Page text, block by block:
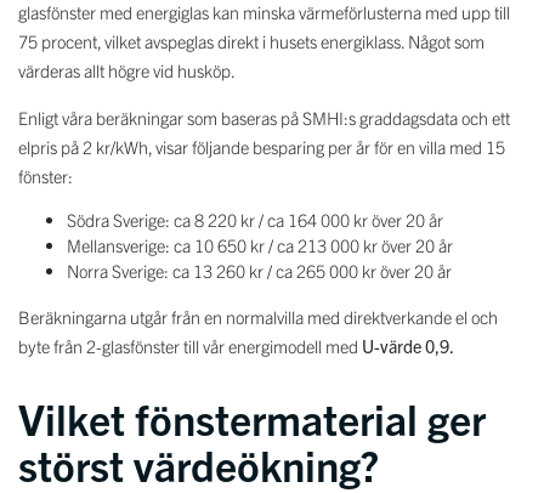
glasfönster med energiglas kan minska värmeförlusterna med upp till
75 procent, vilket avspeglas direkt i husets energiklass. Något som
värderas allt högre vid husköp.
Enligt våra beräkningar som baseras på SMHI:s graddagsdata och ett
elpris på 2 kr/kWh, visar följande besparing per år för en villa med 15
fönster:
Södra Sverige: ca 8 220 kr / ca 164 000 kr över 20 år
Mellansverige: ca 10 650 kr / ca 213 000 kr över 20 år
Norra Sverige: ca 13 260 kr / ca 265 000 kr över 20 år
Beräkningarna utgår från en normalvilla med direktverkande el och
byte från 2-glasfönster till vår energimodell med U-värde 0,9.
Vilket fönstermaterial ger
störst värdeökning?